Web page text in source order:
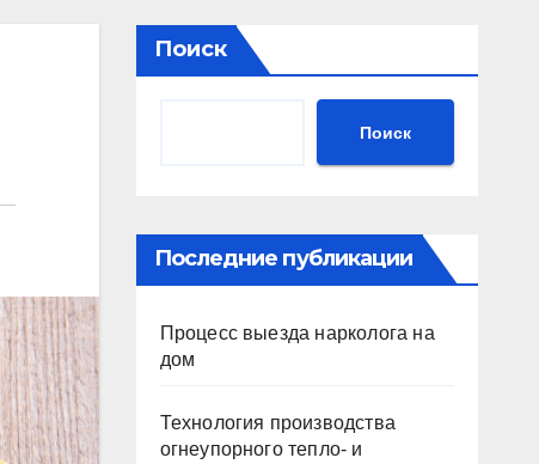
Поиск
Поиск
Последние публикации
Процесс выезда нарколога на
дом
Технология производства
огнеупорного тепло- и